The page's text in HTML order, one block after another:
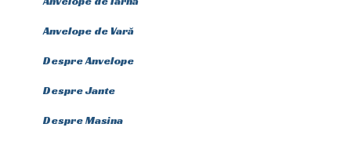
Anvelope de Vară
Despre Anvelope
Despre Jante
Despre Masina